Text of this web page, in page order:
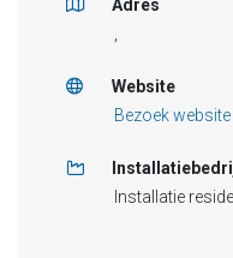
Adres
Website
Bezoek website
Installatie